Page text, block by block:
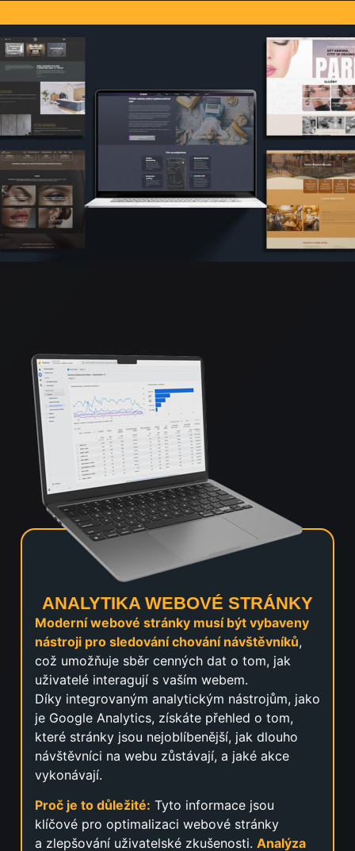
ANALYTIKA WEBOVÉ STRÁNKY
Moderní webové stránky musí být vybaveny
nástroji pro sledování chování návštěvníků,
což umožňuje sběr cenných dat o tom, jak
uživatelé interagují s vaším webem.
Díky integrovaným analytickým nástrojům, jako
je Google Analytics, získáte přehled o tom,
které stránky jsou nejoblíbenější, jak dlouho
návštěvníci na webu zůstávají, a jaké akce
vykonávají.
Proč je to důležité: Tyto informace jsou
klíčové pro optimalizaci webové stránky
a zlepšování uživatelské zkušenosti. Analýza